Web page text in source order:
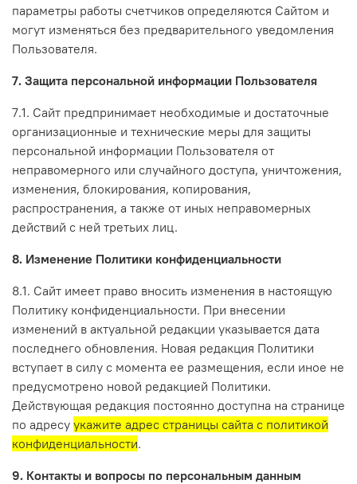
параметры работы счетчиков определяются Сайтом и
могут изменяться без предварительного уведомления
Пользователя.
7. Защита персональной информации Пользователя
7.1. Сайт предпринимает необходимые и достаточные
организационные и технические меры для защиты
персональной информации Пользователя от
неправомерного или случайного доступа, уничтожения,
изменения, блокирования, копирования,
распространения, а также от иных неправомерных
действий с ней третьих лиц.
8. Изменение Политики конфиденциальности
8.1. Сайт имеет право вносить изменения в настоящую
Политику конфиденциальности. При внесении
изменений в актуальной редакции указывается дата
последнего обновления. Новая редакция Политики
вступает в силу с момента ее размещения, если иное не
предусмотрено новой редакцией Политики.
Действующая редакция постоянно доступна на странице
по адресу укажите адрес страницы сайта с политикой
конфиденциальности.
9. Контакты и вопросы по персональным данным